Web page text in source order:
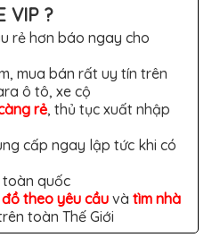
VIP ?
rẻ hơn báo ngay cho
mua bán rất uy tín trên
ô tô, xe cộ
rẻ, thủ tục xuất nhập
cấp ngay lập tức khi có
toàn quốc
theo yêu cầu và tìm nhà
toàn Thế Giới